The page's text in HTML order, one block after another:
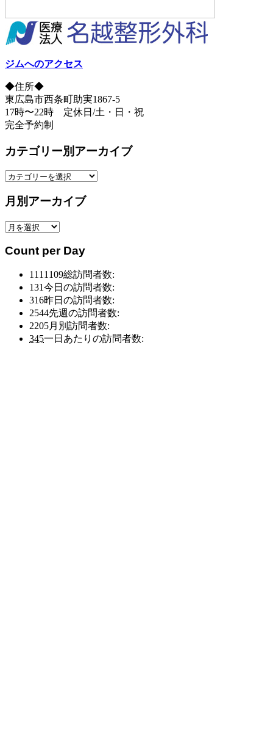
ジムへのアクセス
◆住所◆
東広島市西条町助実1867-5
17時〜22時 定休日/土・日・祝
完全予約制
カテゴリー別アーカイブ
カ
ゴ
ー
ア
月別アーカイブ
月
ア
Count per Day
1111109総訪問者数:
131今日の訪問者数:
316昨日の訪問者数:
2544先週の訪問者数:
2205月別訪問者数:
345一日あたりの訪問者数: